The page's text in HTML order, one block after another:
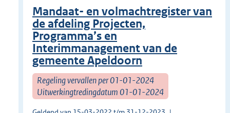
Mandaat- en volmachtregister van
de afdeling Projecten,
Programma’s en
Interimmanagement van de
gemeente Apeldoorn
Regeling vervallen per 01-01-2024
Uitwerkingtredingdatum 01-01-2024